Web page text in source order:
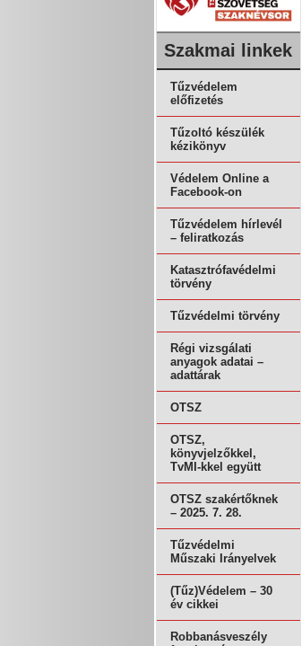
Szakmai linkek
Tűzvédelem
előfizetés
Tűzoltó készülék
kézikönyv
Védelem Online a
Facebook-on
Tűzvédelem hírlevél
– feliratkozás
Katasztrófavédelmi
törvény
Tűzvédelmi törvény
Régi vizsgálati
anyagok adatai –
adattárak
OTSZ
OTSZ,
könyvjelzőkkel,
TvMI-kkel együtt
OTSZ szakértőknek
– 2025. 7. 28.
Tűzvédelmi
Műszaki Irányelvek
(Tűz)Védelem – 30
év cikkei
Robbanásveszély